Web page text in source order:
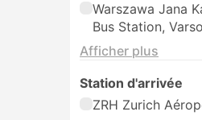
Warszawa Jana
Bus Station,
Afficher plus
Station d'arrivée
ZRH Zurich